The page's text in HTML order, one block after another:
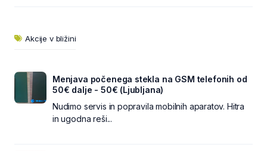
Akcije v bližini
Menjava počenega stekla na GSM telefonih od
50€ dalje - 50€ (Ljubljana)
Nudimo servis in popravila mobilnih aparatov. Hitra
in ugodna reši...